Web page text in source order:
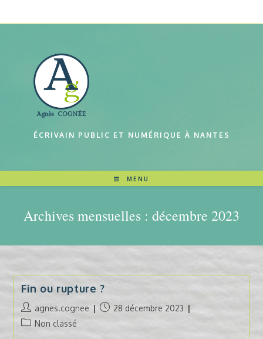
to
ÉCRIVAIN PUBLIC ET NUMÉRIQUE À NANTES
MENU
Archives mensuelles : décembre 2023
Fin ou rupture ?
Auteur/autrice
de
agnes.cognee
Publication
28 décembre 2023
PostNon classé